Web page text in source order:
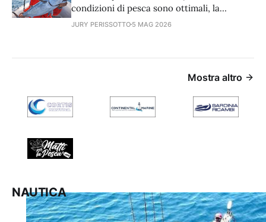
condizioni di pesca sono ottimali, la
speranza si accende, e diventa sempre più
succede, se il presentimento diventa realtà,
JURY PERISSOTTO 5 MAG 2026
Mostra altro
NAUTICA